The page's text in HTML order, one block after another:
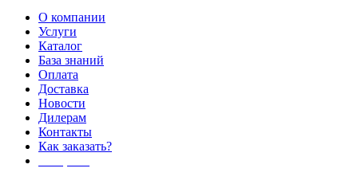
О компании
Услуги
Каталог
База знаний
Оплата
Доставка
Новости
Дилерам
Контакты
Как заказать?